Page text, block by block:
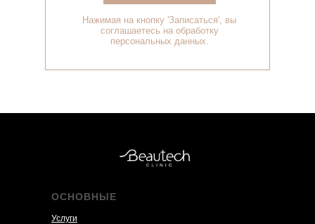
Нажимая на кнопку 'Записаться', вы
соглашаетесь на обработку
персональных данных.
ОСНОВНЫЕ
Услуги